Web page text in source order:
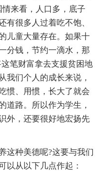
来看，人口多，底子
有很多人过着吃不饱、
儿童大量存在。如果十
分钱，节约一滴水，那
笔财富拿去支援贫困地
我们个人的成长来说，
惯、用惯，长大了就会
道路。所以作为学生，
外，还要很好地宏扬先
这种美德呢?这要与我们
以从以下几点作起：